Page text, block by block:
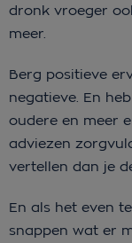
dronk vroeger
meer.
Berg positieve
negatieve. En
oudere en meer
adviezen
vertellen dan je
En als het even
snappen wat er